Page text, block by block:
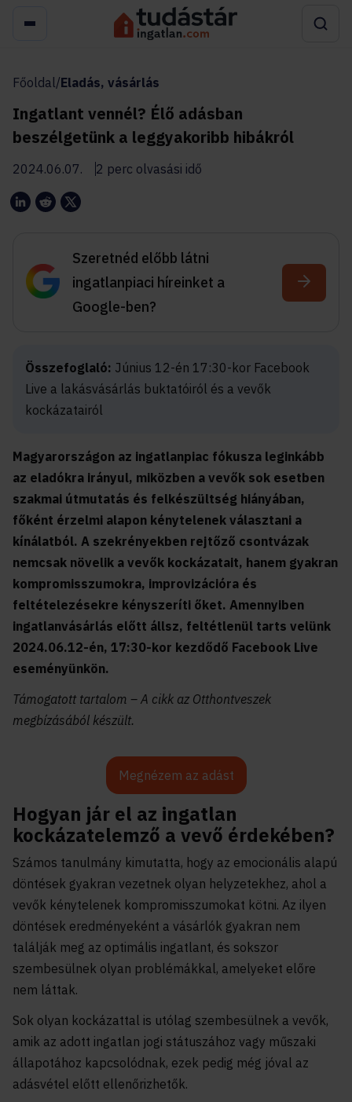
Főoldal/Eladás, vásárlás
Ingatlant vennél? Élő adásban
beszélgetünk a leggyakoribb hibákról
2024.06.07. 2 perc olvasási idő
Szeretnéd előbb látni
ingatlanpiaci híreinket a
Google-ben?
Összefoglaló: Június 12-én 17:30-kor Facebook
Live a lakásvásárlás buktatóiról és a vevők
kockázatairól
Magyarországon az ingatlanpiac fókusza leginkább
az eladókra irányul, miközben a vevők sok esetben
szakmai útmutatás és felkészültség hiányában,
főként érzelmi alapon kénytelenek választani a
kínálatból. A szekrényekben rejtőző csontvázak
nemcsak növelik a vevők kockázatait, hanem gyakran
kompromisszumokra, improvizációra és
feltételezésekre kényszeríti őket. Amennyiben
ingatlanvásárlás előtt állsz, feltétlenül tarts velünk
2024.06.12-én, 17:30-kor kezdődő Facebook Live
eseményünkön.
Támogatott tartalom – A cikk az Otthontveszek
megbízásából készült.
Megnézem az adást
Hogyan jár el az ingatlan
kockázatelemző a vevő érdekében?
Számos tanulmány kimutatta, hogy az emocionális alapú
döntések gyakran vezetnek olyan helyzetekhez, ahol a
vevők kénytelenek kompromisszumokat kötni. Az ilyen
döntések eredményeként a vásárlók gyakran nem
találják meg az optimális ingatlant, és sokszor
szembesülnek olyan problémákkal, amelyeket előre
nem láttak.
Sok olyan kockázattal is utólag szembesülnek a vevők,
amik az adott ingatlan jogi státuszához vagy műszaki
állapotához kapcsolódnak, ezek pedig még jóval az
adásvétel előtt ellenőrizhetők.